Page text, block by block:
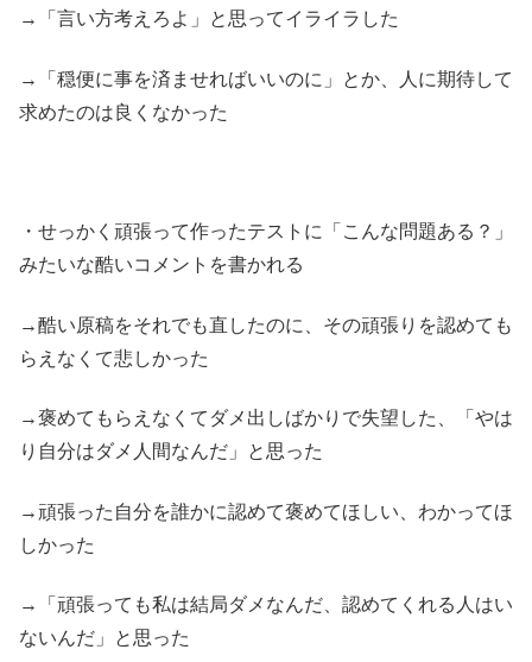
→「言い方考えろよ」と思ってイライラした
→「穏便に事を済ませればいいのに」とか、人に期待して
求めたのは良くなかった
・せっかく頑張って作ったテストに「こんな問題ある？」
みたいな酷いコメントを書かれる
→酷い原稿をそれでも直したのに、その頑張りを認めても
らえなくて悲しかった
→褒めてもらえなくてダメ出しばかりで失望した、「やは
り自分はダメ人間なんだ」と思った
→頑張った自分を誰かに認めて褒めてほしい、わかってほ
しかった
→「頑張っても私は結局ダメなんだ、認めてくれる人はい
ないんだ」と思った